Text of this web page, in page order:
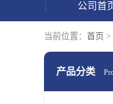
公司首
当前位置： 首页 >
产品分类